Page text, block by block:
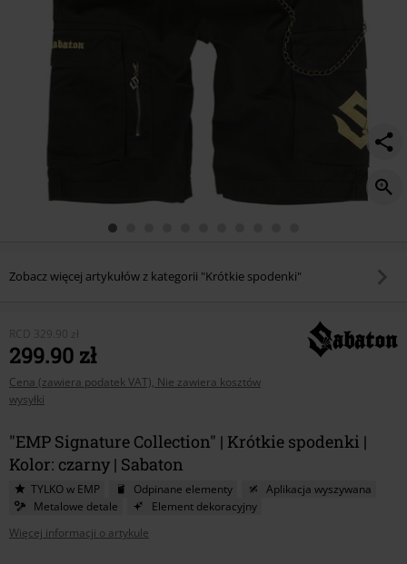
Zobacz więcej artykułów z kategorii "Krótkie spodenki"
RCD 329.90 zł
299.90 zł
Cena (zawiera podatek VAT), Nie zawiera kosztów
wysyłki
"EMP Signature Collection" | Krótkie spodenki |
Kolor: czarny | Sabaton
TYLKO w EMP Odpinane elementy
Aplikacja wyszywana
Metalowe detale
Element dekoracyjny
Więcej informacji o artykule